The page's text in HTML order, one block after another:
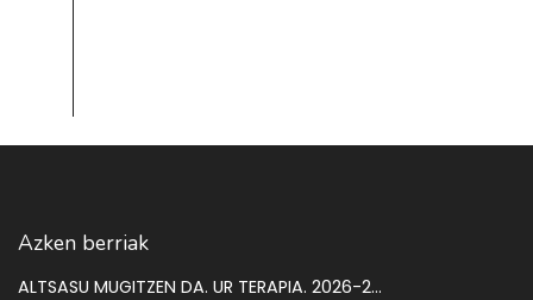
Azken berriak
ALTSASU MUGITZEN DA. UR TERAPIA. 2026-2027 IKASTURTEA